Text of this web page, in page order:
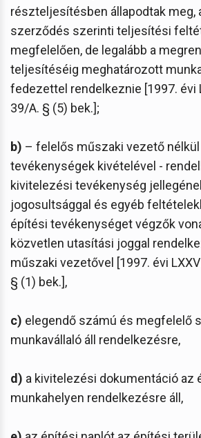
részteljesítésben állapodtak meg,
szerződés szerinti teljesítési
megfelelően, de legalább a
teljesítéséig meghatározott
fedezettel rendelkeznie [1997. évi
39/A. § (5) bek.];
b) – felelős műszaki vezető
tevékenységek kivételével -
kivitelezési tevékenység
jogosultsággal és egyéb
építési tevékenységet végzők
közvetlen utasítási joggal
műszaki vezetővel [1997. évi
§ (1) bek.],
c) elegendő számú és megfelelő
munkavállaló áll rendelkezésre,
d) a kivitelezési dokumentáció az
munkahelyen rendelkezésre áll,